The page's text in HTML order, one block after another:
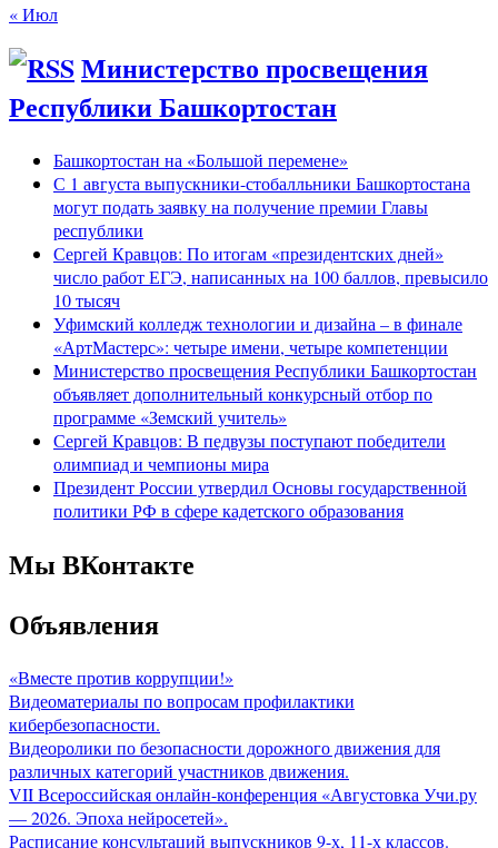
« Июл
Министерство просвещения
Республики Башкортостан
Башкортостан на «Большой перемене»
С 1 августа выпускники-стобалльники Башкортостана
могут подать заявку на получение премии Главы
республики
Сергей Кравцов: По итогам «президентских дней»
число работ ЕГЭ, написанных на 100 баллов, превысило
10 тысяч
Уфимский колледж технологии и дизайна – в финале
«АртМастерс»: четыре имени, четыре компетенции
Министерство просвещения Республики Башкортостан
объявляет дополнительный конкурсный отбор по
программе «Земский учитель»
Сергей Кравцов: В педвузы поступают победители
олимпиад и чемпионы мира
Президент России утвердил Основы государственной
политики РФ в сфере кадетского образования
Мы ВКонтакте
Объявления
«Вместе против коррупции!»
Видеоматериалы по вопросам профилактики
кибербезопасности.
Видеоролики по безопасности дорожного движения для
различных категорий участников движения.
VII Всероссийская онлайн-конференция «Августовка Учи.ру
— 2026. Эпоха нейросетей».
Расписание консультаций выпускников 9-х, 11-х классов.